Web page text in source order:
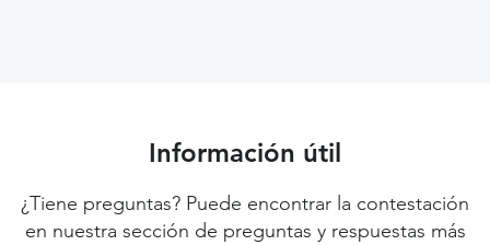
Información útil
¿Tiene preguntas? Puede encontrar la contestación
en nuestra sección de preguntas y respuestas más